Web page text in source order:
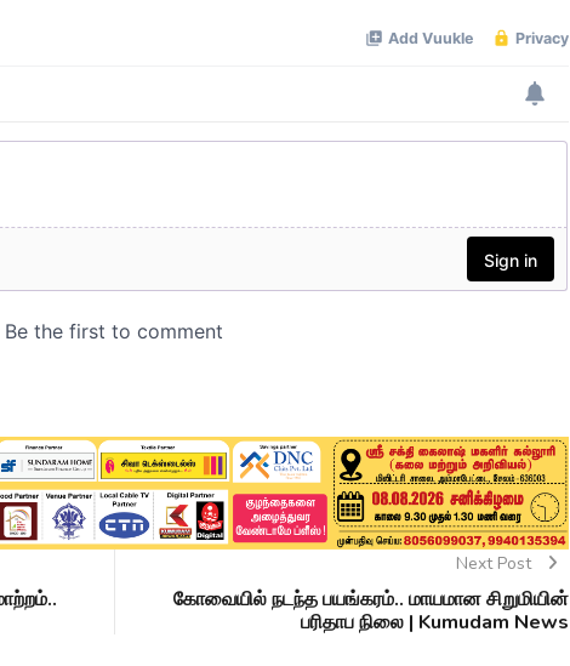
Next Post
கோவையில் நடந்த பயங்கரம்.. மாயமான சிறுமியின்
பரிதாப நிலை | Kumudam News